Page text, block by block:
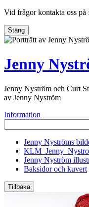
Vid frågor kontakta oss på
Stäng
Jenny
Jenny Nyström och Curt
av Jenny Nyström
Information
Jenny Nyströms
Jenny Nyström
Baksidor och kuvert
Tillbaka